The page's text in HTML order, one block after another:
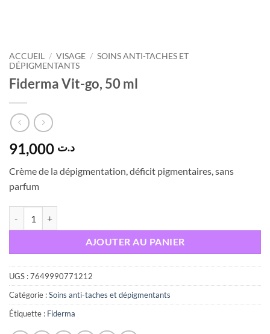
ACCUEIL / VISAGE / SOINS ANTI-TACHES ET
DÉPIGMENTANTS
Fiderma Vit-go, 50 ml
د.ت
Crème de la dépigmentation, déficit pigmentaires, sans
parfum
AJOUTER AU PANIER
UGS :7649990771212
Catégorie :Soins anti-taches et dépigmentants
Étiquette : Fiderma